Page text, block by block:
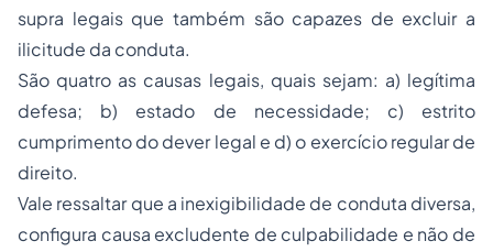
supra legais que também são capazes de excluir a
ilicitude da conduta.
São quatro as causas legais, quais sejam: a) legítima
defesa; b) estado de necessidade; c) estrito
cumprimento do dever legal e d) o exercício regular de
direito.
Vale ressaltar que a inexigibilidade de conduta diversa,
configura causa excludente de culpabilidade e não de